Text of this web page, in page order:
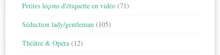
Petites leçons d'étiquette en vidéo (71)
Séduction lady/gentleman (105)
Théâtre & Opéra (12)